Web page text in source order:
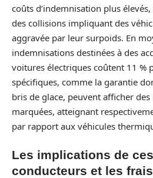
coûts d’indemnisation plus
des collisions impliquant des
aggravée par leur surpoids. En
indemnisations destinées à des
voitures électriques coûtent 11 %
spécifiques, comme la garantie
bris de glace, peuvent afficher
marquées, atteignant
par rapport aux véhicules
Les implications de
conducteurs et les